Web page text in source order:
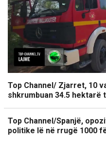
Top Channel/ Zjarret, 10
shkrumbuan 34.5 hektarë
Top Channel/Spanjë,
politike lë në rrugë 1000